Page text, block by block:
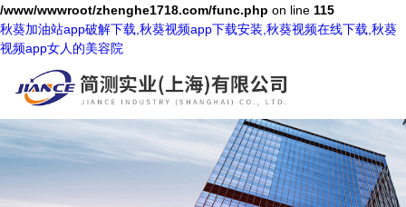
/www/wwwroot/zhenghe1718.com/func.php on line 115
秋葵加油站app破解下载,秋葵视频app下载安装,秋葵视频在线下载,秋葵
视频app女人的美容院